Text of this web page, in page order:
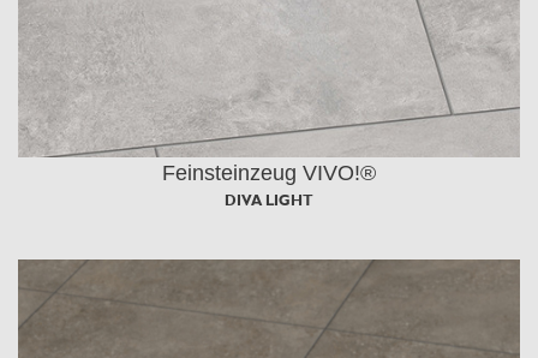
Feinsteinzeug VIVO!®
DIVA LIGHT